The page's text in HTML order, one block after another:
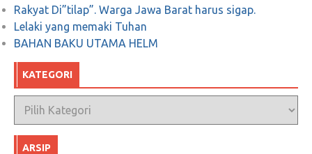
Rakyat Di”tilap”. Warga Jawa Barat harus sigap.
Lelaki yang memaki Tuhan
BAHAN BAKU UTAMA HELM
KATEGORI
Kategori
ARSIP